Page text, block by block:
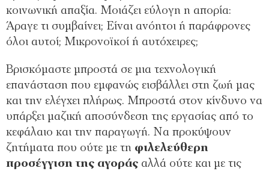
κοινωνική απαξία. Μοιάζει εύλογη η απορία:
Άραγε τι συμβαίνει; Είναι ανόητοι ή παράφρονες
όλοι αυτοί; Μικρονοϊκοί ή αυτόχειρες;
Βρισκόμαστε μπροστά σε μια τεχνολογική
επανάσταση που εμφανώς εισβάλλει στη ζωή μας
και την ελέγχει πλήρως. Μπροστά στον κίνδυνο να
υπάρξει μαζική αποσύνδεση της εργασίας από το
κεφάλαιο και την παραγωγή. Να προκύψουν
ζητήματα που ούτε με τη φιλελεύθερη
προσέγγιση της αγοράς αλλά ούτε και με τις